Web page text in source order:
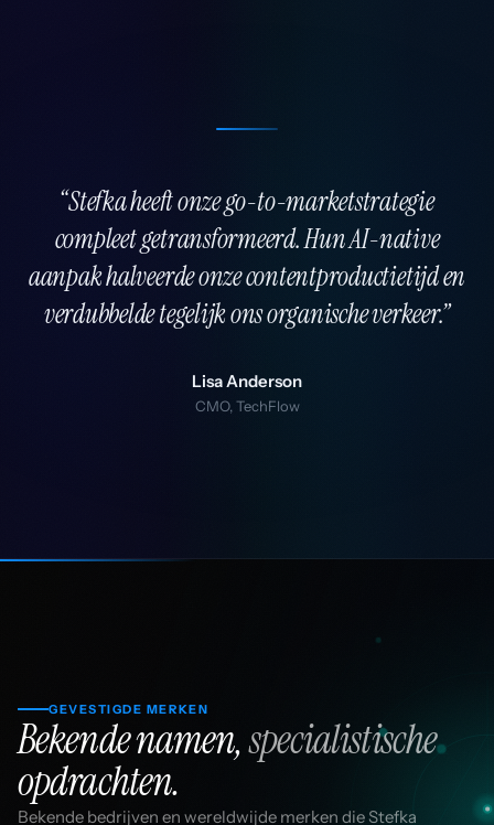
“Stefka heeft onze go-to-marketstrategie
compleet getransformeerd. Hun AI-native
aanpak halveerde onze contentproductietijd en
verdubbelde tegelijk ons organische verkeer.”
Lisa Anderson
CMO, TechFlow
GEVESTIGDE MERKEN
Bekende namen,specialistische
opdrachten.
Bekende bedrijven en wereldwijde merken die Stefka